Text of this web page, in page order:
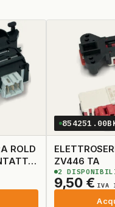
ROLD
ZV446 TA
9,50 € IVA
2